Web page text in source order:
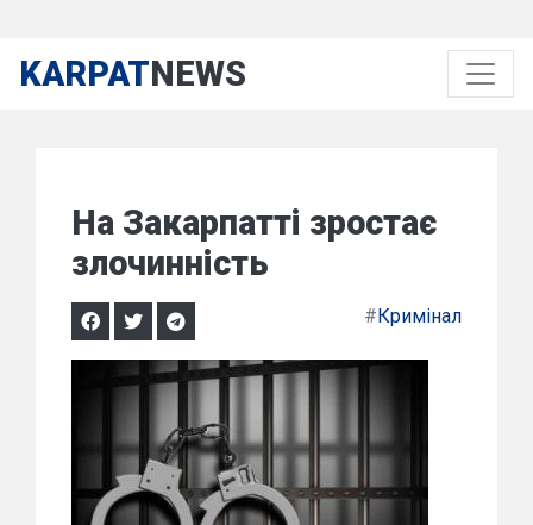
KARPATNEWS
На Закарпатті зростає
злочинність
#Кримінал